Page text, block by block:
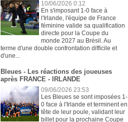
10/06/2026 0:12
En s'imposant 1-0 face à
l'Irlande, l'équipe de France
féminine valide sa qualification
directe pour la Coupe du
monde 2027 au Brésil. Au
terme d'une double confrontation difficile et
d'une...
Bleues - Les réactions des joueuses
après FRANCE - IRLANDE
09/06/2026 23:53
Les Bleues se sont imposées 1-
0 face à l'Irlande et terminent en
tête de leur poule, validant leur
billet pour la prochaine Coupe